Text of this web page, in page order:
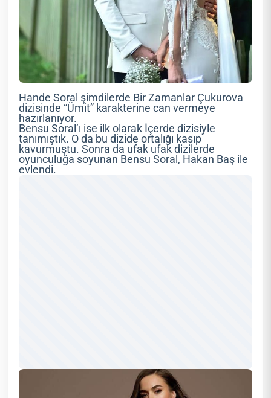
Hande Soral şimdilerde Bir Zamanlar Çukurova
dizisinde “Ümit” karakterine can vermeye
hazırlanıyor.
Bensu Soral’ı ise ilk olarak İçerde dizisiyle
tanımıştık. O da bu dizide ortalığı kasıp
kavurmuştu. Sonra da ufak ufak dizilerde
oyunculuğa soyunan Bensu Soral, Hakan Baş ile
evlendi.